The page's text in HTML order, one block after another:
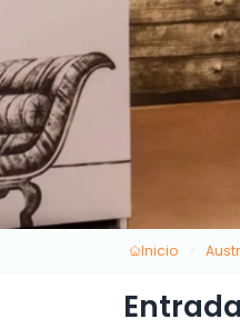
Inicio